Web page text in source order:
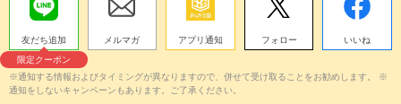
友だち追加
限定クーポン
メルマガ アプリ通知 フォロー いいね
※通知する情報およびタイミングが異なりますので、併せて受け取ることをお勧めします。 ※
通知をしないキャンペーンもあります。ご了承ください。